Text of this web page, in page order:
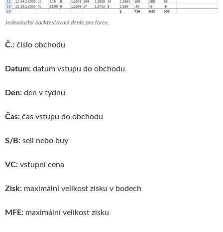
Jednoduchý backtestovací deník pro forex.
Č.: číslo obchodu
Datum: datum vstupu do obchodu
Den: den v týdnu
Čas: čas vstupu do obchodu
S/B: sell nebo buy
VC: vstupní cena
Zisk: maximální velikost zisku v bodech
MFE: maximální velikost zisku